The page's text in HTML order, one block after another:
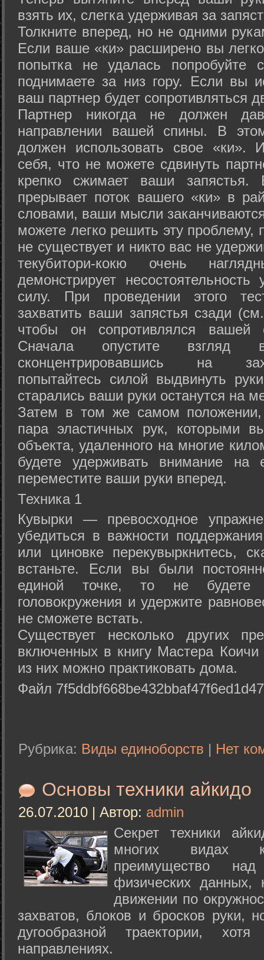
взять их, слегка удерживая за
Толкните вперед, но не одними
Если ваше «ки» расширено вы
попытка не удалась попробуйте
поднимаете за низ гору. Если вы
ваш партнер будет сопротивляться
Партнер никогда не должен
направлении вашей спины. В
должен использовать свое «ки».
себя, что не можете сдвинуть
крепко сжимает ваши запястья.
прерывает поток вашего «ки» в
словами, ваши мысли
можете легко решить эту проблему,
не существует и никто вас не
текубитори-кокю очень
демонстрирует
силу. При проведении этого
захватить ваши запястья сзади
чтобы он сопротивлялся вашей
Сначала опустите
сконцентрировавшись на
попытайтесь силой выдвинуть
старались ваши руки останутся на
Затем в том же самом положении,
пара эластичных рук, которыми
объекта, удаленного на многие
будете удерживать внимание на
переместите ваши руки вперед.
Техника 1
Кувырки — превосходное
убедиться в важности
или циновке перекувыркнитесь,
встаньте. Если вы были
единой точке, то не будете
головокружения и удержите
не сможете встать.
Существует несколько других
включенных в книгу Мастера
из них можно практиковать дома.
Файл
Рубрика: Виды единоборств | Нет
Основы техники айкидо
26.07.2010 | Автор: admin
Секрет техники
многих видах
преимущество
физических данных,
движении по
захватов, блоков и бросков руки,
дугообразной траектории,
направлениях.